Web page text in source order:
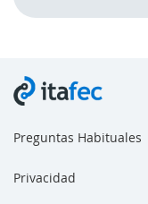
Preguntas Habituales
Privacidad